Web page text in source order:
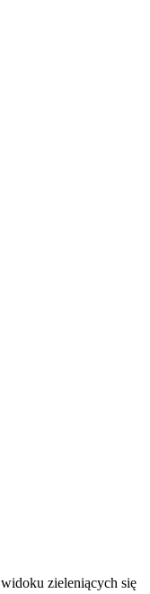
zieleniących się